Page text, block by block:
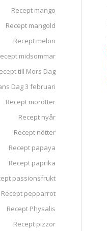
Recept mango
Recept mangold
Recept melon
midsommar
till Mors Dag
Dag 3 februari
Recept morötter
Recept nyår
Recept nötter
Recept papaya
Recept paprika
passionsfrukt
Recept pepparrot
Recept Physalis
Recept pizzor